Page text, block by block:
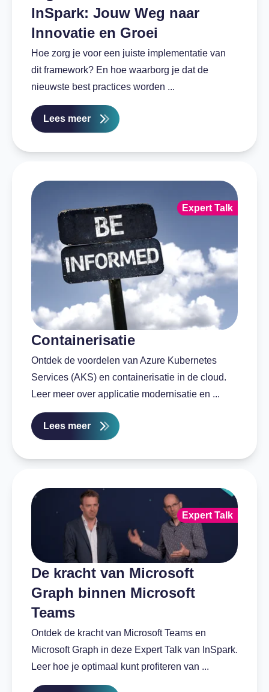
InSpark: Jouw Weg naar
Innovatie en Groei
Hoe zorg je voor een juiste implementatie van
dit framework? En hoe waarborg je dat de
nieuwste best practices worden ...
Lees meer
Containerisatie
Ontdek de voordelen van Azure Kubernetes
Services (AKS) en containerisatie in de cloud.
Leer meer over applicatie modernisatie en ...
Lees meer
Expert Talk
De kracht van Microsoft
Graph binnen Microsoft
Teams
Ontdek de kracht van Microsoft Teams en
Microsoft Graph in deze Expert Talk van InSpark.
Leer hoe je optimaal kunt profiteren van ...
Expert Talk